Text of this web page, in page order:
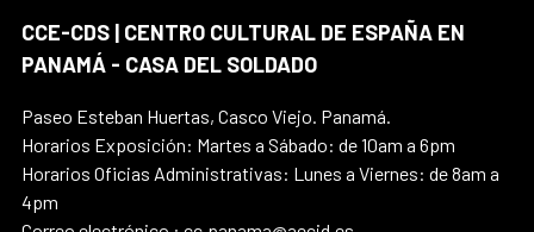
CCE-CDS | CENTRO CULTURAL DE ESPAÑA EN
PANAMÁ - CASA DEL SOLDADO
Paseo Esteban Huertas, Casco Viejo. Panamá.
Horarios Exposición: Martes a Sábado: de 10am a 6pm
Horarios Oficias Administrativas: Lunes a Viernes: de 8am a
4pm